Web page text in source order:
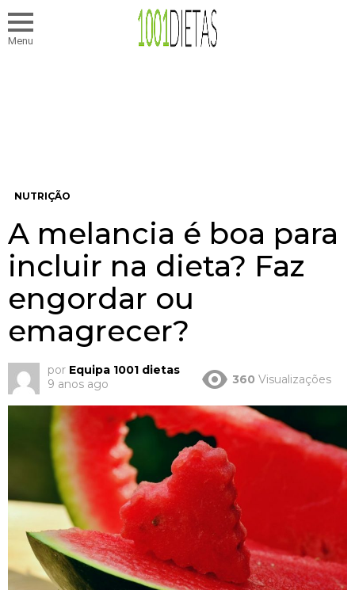
Menu
NUTRIÇÃO
A melancia é boa para
incluir na dieta? Faz
engordar ou
emagrecer?
por Equipa 1001 dietas
9 anos ago
360 Visualizações